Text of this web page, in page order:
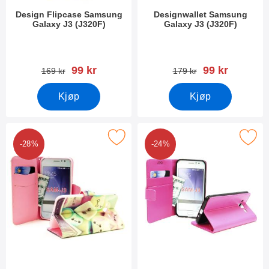
Design Flipcase Samsung
Galaxy J3 (J320F)
gammel pris
169 kr ny pris
99 kr
Kjøp
Designwallet Samsung
Galaxy J3 (J320F)
gammel pris
179 kr ny pris
99 kr
Kjøp
-28%
designwallet Samsung Galaxy J3 (J320F) som favoritt
-24%
Merk standcase Wallet Samsung